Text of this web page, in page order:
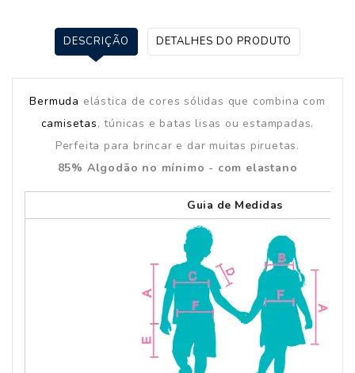
DESCRIÇÃO DETALHES DO PRODUTO
Bermuda elástica de cores sólidas que combina com
camisetas, túnicas e batas lisas ou estampadas.
Perfeita para brincar e dar muitas piruetas.
85% Algodão no mínimo - com elastano
Guia de Medidas